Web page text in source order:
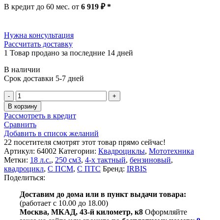
составляла
278
259
В кредит до 60 мес. от 6 919 ₽*
Нужна консультация
Рассчитать доставку
1 Товар продано за последние 14 дней
В наличии
Срок доставки 5-7 дней
Количество
товара
Квадроцикл
IRBIS
ATV250
(с
ПСМ)
В корзину
Рассмотреть в кредит
Сравнить
Добавить в список желаний
22 посетителя смотрят этот товар прямо сейчас!
Артикул: 64002 Категории: Квадроциклы, Мототехника
Метки: 18 л.с., 250 см3, 4-х тактный, бензиновый,
квадроцикл, С ПСМ, С ПТС Бренд: IRBIS
Поделиться:
Доставим до дома или в пункт выдачи товара:
(работает с 10.00 до 18.00)
Москва, МКАД, 43-й километр, к8 Оформляйте